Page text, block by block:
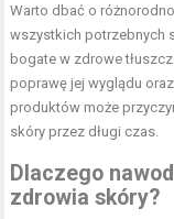
Warto dbać o
wszystkich potrzebnych
bogate w zdrowe
poprawę jej wyglądu
produktów może
skóry przez długi czas.
Dlaczego
zdrowia skóry?